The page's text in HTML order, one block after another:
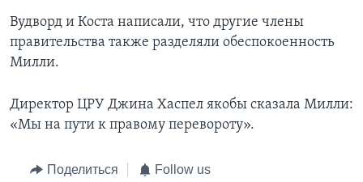
Вудворд и Коста написали, что другие члены
правительства также разделяли обеспокоенность
Милли.
Директор ЦРУ Джина Хаспел якобы сказала Милли:
«Мы на пути к правому перевороту».
Поделиться Follow us